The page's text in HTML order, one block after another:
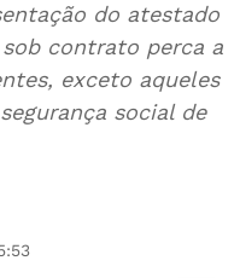
do atestado
contrato perca a
exceto aqueles
social de